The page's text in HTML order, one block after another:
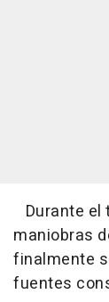
Durante el
maniobras
finalmente
fuentes